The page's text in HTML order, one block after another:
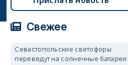
Свежее
Севастопольские светофоры
переведут на солнечные батареи